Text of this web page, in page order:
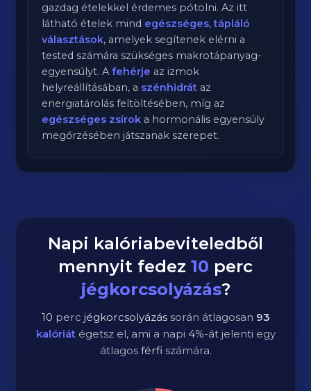
gazdag ételekkel érdemes pótolni. Az itt
látható ételek mind egészséges, tápláló
választások, amelyek segítenek elérni a
tested számára szükséges makrotápanyag-
egyensúlyt. Afehérje az izmok
helyreállításában, a szénhidrát az
energiatárolás feltöltésében, míg az
egészséges zsírok a hormonális egyensúly
megőrzésében játszanak szerepet.
Napi kalóriabeviteledből
mennyit fedez 10 perc
jégkorcsolyázás?
10 perc jégkorcsolyázássorán átlagosan 93
kalóriátégetsz el, ami a napi 4%-át jelenti egy
átlagos férfi számára.